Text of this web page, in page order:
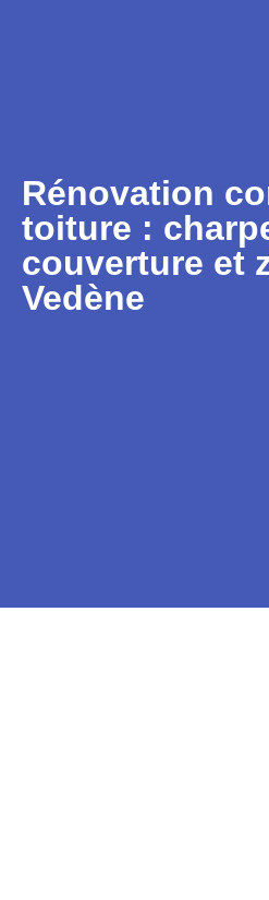
Rénovation
toiture :
couverture et
Vedène